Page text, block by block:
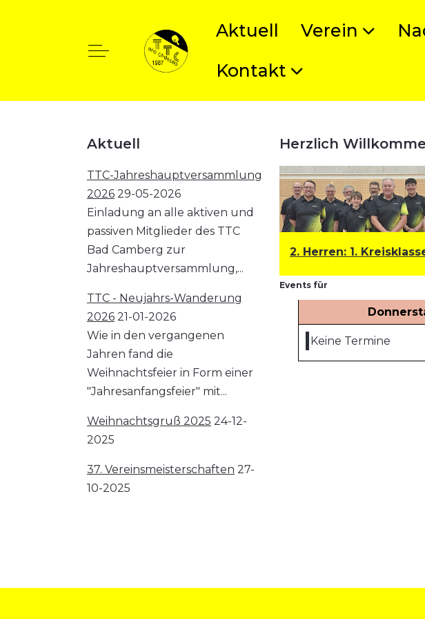
Off-Canvas Toggle
Aktuell Verein
Kontakt
Aktuell
TTC-Jahreshauptversammlung
2026 29-05-2026
Einladung an alle aktiven und
passiven Mitglieder des TTC
Bad Camberg zur
Jahreshauptversammlung,...
TTC - Neujahrs-Wanderung
2026 21-01-2026
Wie in den vergangenen
Jahren fand die
Weihnachtsfeier in Form einer
"Jahresanfangsfeier" mit...
Weihnachtsgruß 2025 24-12-
2025
37. Vereinsmeisterschaften 27-
10-2025
Herzlich
1. Herren: Bezirksklasse 2. Herren: 1.
Events für
Keine Termine